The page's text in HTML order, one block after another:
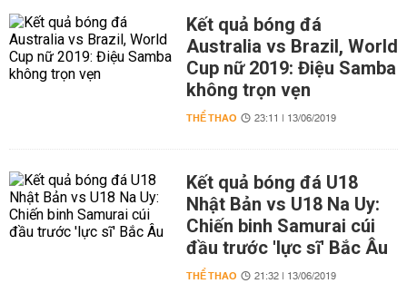
Kết quả bóng đá
Australia vs Brazil, World
Cup nữ 2019: Điệu Samba
không trọn vẹn
THỂ THAO 23:11 | 13/06/2019
Kết quả bóng đá U18
Nhật Bản vs U18 Na Uy:
Chiến binh Samurai cúi
đầu trước 'lực sĩ' Bắc Âu
THỂ THAO 21:32 | 13/06/2019